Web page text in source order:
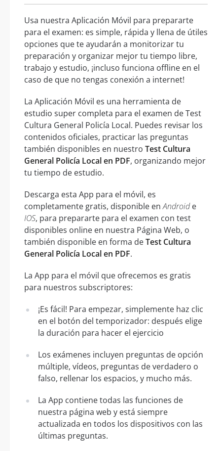
Usa nuestra Aplicación Móvil para prepararte
para el examen: es simple, rápida y llena de útiles
opciones que te ayudarán a monitorizar tu
preparación y organizar mejor tu tiempo libre,
trabajo y estudio, ¡incluso funciona offline en el
caso de que no tengas conexión a internet!
La Aplicación Móvil es una herramienta de
estudio super completa para el examen de Test
Cultura General Policía Local. Puedes revisar los
contenidos oficiales, practicar las preguntas
también disponibles en nuestro Test Cultura
General Policía Local en PDF, organizando mejor
tu tiempo de estudio.
Descarga esta App para el móvil, es
completamente gratis, disponible enAndroide
IOS, para prepararte para el examen con test
disponibles online en nuestra Página Web, o
también disponible en forma deTest Cultura
General Policía Local en PDF.
La App para el móvil que ofrecemos es gratis
para nuestros subscriptores:
¡Es fácil! Para empezar, simplemente haz clic
en el botón del temporizador: después elige
la duración para hacer el ejercicio
Los exámenes incluyen preguntas de opción
múltiple, vídeos, preguntas de verdadero o
falso, rellenar los espacios, y mucho más.
La App contiene todas las funciones de
nuestra página web y está siempre
actualizada en todos los dispositivos con las
últimas preguntas.